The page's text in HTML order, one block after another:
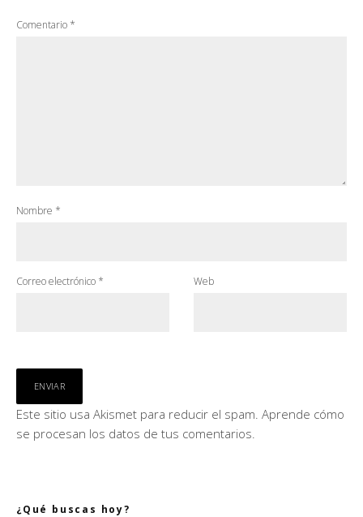
Comentario *
Nombre *
Correo electrónico * Web
Este sitio usa Akismet para reducir el spam. Aprende cómo
se procesan los datos de tus comentarios.
¿Qué buscas hoy?